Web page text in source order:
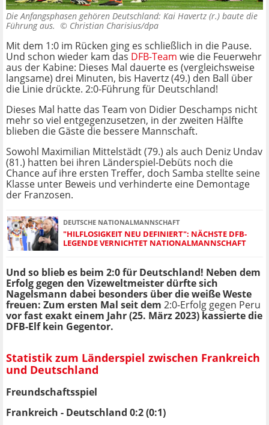
Die Anfangsphasen gehören Deutschland: Kai Havertz (r.) baute die
Führung aus. © Christian Charisius/dpa
Mit dem 1:0 im Rücken ging es schließlich in die Pause.
Und schon wieder kam das DFB-Team wie die Feuerwehr
aus der Kabine: Dieses Mal dauerte es (vergleichsweise
langsame) drei Minuten, bis Havertz (49.) den Ball über
die Linie drückte. 2:0-Führung für Deutschland!
Dieses Mal hatte das Team von Didier Deschamps nicht
mehr so viel entgegenzusetzen, in der zweiten Hälfte
blieben die Gäste die bessere Mannschaft.
Sowohl Maximilian Mittelstädt (79.) als auch Deniz Undav
(81.) hatten bei ihren Länderspiel-Debüts noch die
Chance auf ihre ersten Treffer, doch Samba stellte seine
Klasse unter Beweis und verhinderte eine Demontage
der Franzosen.
DEUTSCHE NATIONALMANNSCHAFT
"HILFLOSIGKEIT NEU DEFINIERT": NÄCHSTE DFB-
LEGENDE VERNICHTET NATIONALMANNSCHAFT
Und so blieb es beim 2:0 für Deutschland! Neben dem
Erfolg gegen den Vizeweltmeister dürfte sich
Nagelsmann dabei besonders über die weiße Weste
freuen: Zum ersten Mal seit dem 2:0-Erfolg gegen Peru
vor fast exakt einem Jahr (25. März 2023) kassierte die
DFB-Elf kein Gegentor.
Statistik zum Länderspiel zwischen Frankreich
und Deutschland
Freundschaftsspiel
Frankreich - Deutschland 0:2 (0:1)